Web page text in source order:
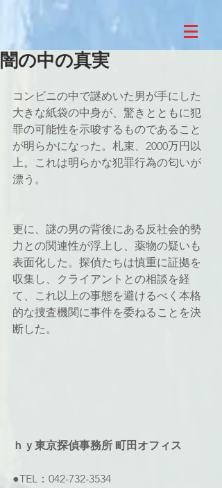
闇の中の真実
コンビニの中で謎めいた男が手にした
大きな紙袋の中身が、驚きとともに犯
罪の可能性を示唆するものであること
が明らかになった。札束、2000万円以
上。これは明らかな犯罪行為の匂いが
漂う。
更に、謎の男の背後にある反社会的勢
力との関連性が浮上し、薬物の疑いも
表面化した。探偵たちは慎重に証拠を
収集し、クライアントとの相談を経
て、これ以上の事態を避けるべく本格
的な捜査機関に事件を委ねることを決
断した。
ｈｙ東京探偵事務所 町田オフィス
●TEL：042-732-3534